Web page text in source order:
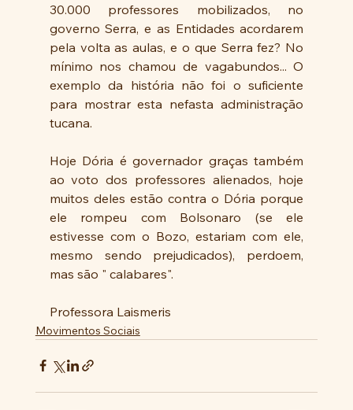
30.000 professores mobilizados, no
governo Serra, e as Entidades acordarem
pela volta as aulas, e o que Serra fez? No
mínimo nos chamou de vagabundos... O
exemplo da história não foi o suficiente
para mostrar esta nefasta administração
tucana.
Hoje Dória é governador graças também
ao voto dos professores alienados, hoje
muitos deles estão contra o Dória porque
ele rompeu com Bolsonaro (se ele
estivesse com o Bozo, estariam com ele,
mesmo sendo prejudicados), perdoem,
mas são " calabares".
Professora Laismeris
Movimentos Sociais